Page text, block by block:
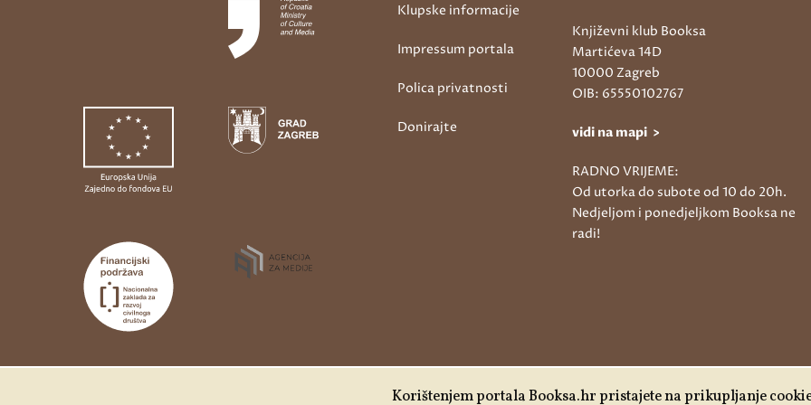
Klupske informacije
Impressum portala
Polica privatnosti
Donirajte
Književni klub Booksa
Martićeva 14D
10000 Zagreb
OIB: 65550102767
vidi na mapi >
RADNO VRIJEME:
Od utorka do subote od 10 do 20h.
Nedjeljom i ponedjeljkom Booksa ne
radi!
Korištenjem portala Booksa.hr pristajete na prikupljanje